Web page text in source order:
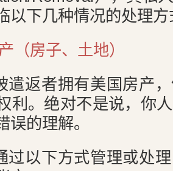
以下几种情况的处理方
（房子、土地）
遣返者拥有美国房产
利。绝对不是说，你
误的理解。
过以下方式管理或处